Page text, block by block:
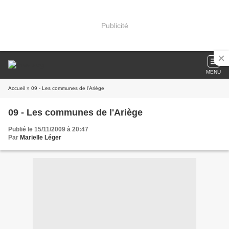
Publicité
MENU
Accueil » 09 - Les communes de l'Ariège
09 - Les communes de l'Ariège
Publié le 15/11/2009 à 20:47
Par Marielle Léger